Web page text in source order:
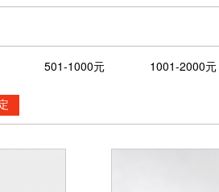
501-1000元 1001-2000元